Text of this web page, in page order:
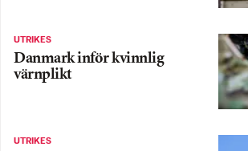
UTRIKES
Danmark inför kvinnlig
värnplikt
UTRIKES